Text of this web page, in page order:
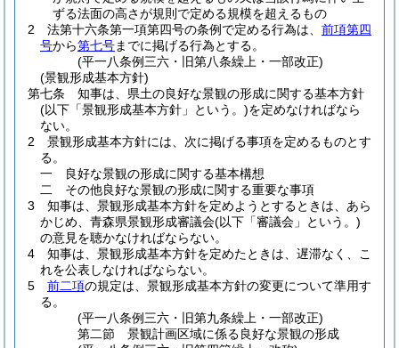
ずる法面の高さが規則で定める規模を超えるもの
2
法第十六条第一項第四号の条例で定める行為は、 前項第四
号から第七号までに掲げる行為とする。
(平一八条例三六・旧第八条繰上・一部改正)
(景観形成基本方針)
第七条
知事は、県土の良好な景観の形成に関する基本方針
(以下「景観形成基本方針」という。)を定めなければなら
ない。
2
景観形成基本方針には、次に掲げる事項を定めるものとす
る。
一
良好な景観の形成に関する基本構想
二
その他良好な景観の形成に関する重要な事項
3
知事は、景観形成基本方針を定めようとするときは、あら
かじめ、青森県景観形成審議会(以下「審議会」という。)
の意見を聴かなければならない。
4
知事は、景観形成基本方針を定めたときは、遅滞なく、こ
れを公表しなければならない。
5
前二項の規定は、景観形成基本方針の変更について準用す
る。
(平一八条例三六・旧第九条繰上・一部改正)
第二節
景観計画区域に係る良好な景観の形成